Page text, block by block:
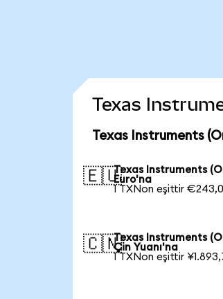
Texas
Texas Instruments
🇪🇺Texas Instruments
Euro'na
1 TXNon eşittir
🇨🇳Texas Instruments
Çin Yuanı'na
1 TXNon eşittir